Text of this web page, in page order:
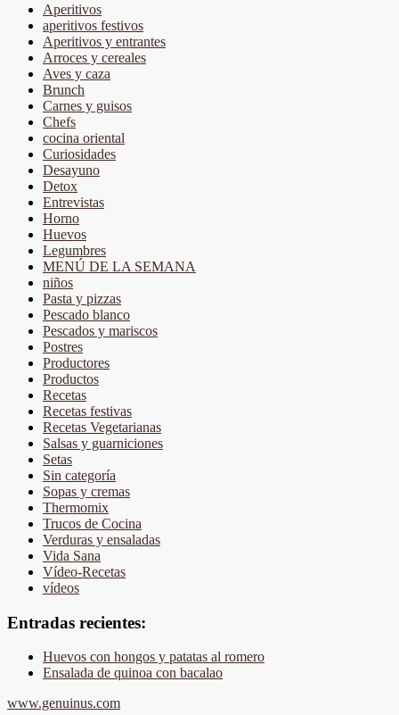
Aperitivos
aperitivos festivos
Aperitivos y entrantes
Arroces y cereales
Aves y caza
Brunch
Carnes y guisos
Chefs
cocina oriental
Curiosidades
Desayuno
Detox
Entrevistas
Horno
Huevos
Legumbres
MENÚ DE LA SEMANA
niños
Pasta y pizzas
Pescado blanco
Pescados y mariscos
Postres
Productores
Productos
Recetas
Recetas festivas
Recetas Vegetarianas
Salsas y guarniciones
Setas
Sin categoría
Sopas y cremas
Thermomix
Trucos de Cocina
Verduras y ensaladas
Vida Sana
Vídeo-Recetas
vídeos
Entradas recientes:
Huevos con hongos y patatas al romero
Ensalada de quinoa con bacalao
www.genuinus.com